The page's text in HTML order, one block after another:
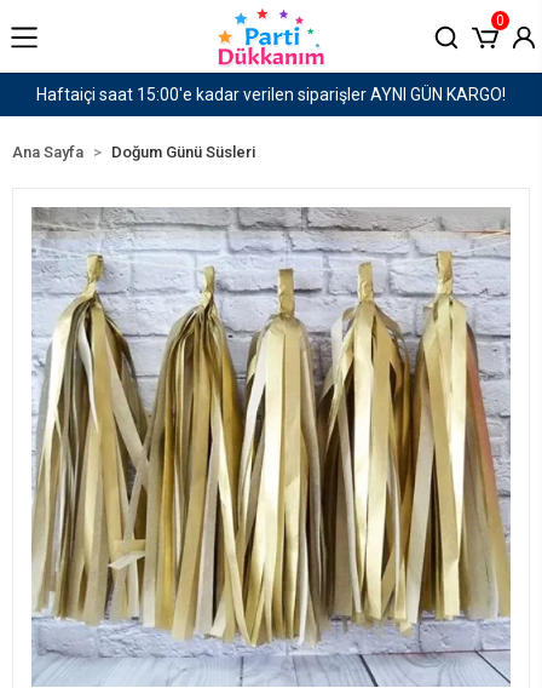
1500 TL ve Üzeri Kargo Ücretsiz!
0
Ana Sayfa Doğum Günü Süsleri